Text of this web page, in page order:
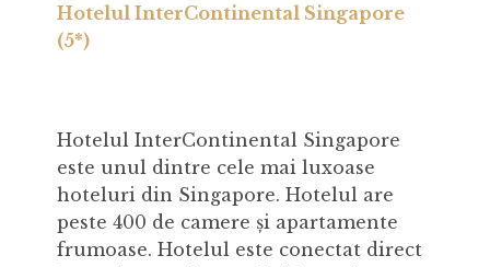
Hotelul InterContinental Singapore
(5*)
Hotelul InterContinental Singapore
este unul dintre cele mai luxoase
hoteluri din Singapore. Hotelul are
peste 400 de camere și apartamente
frumoase. Hotelul este conectat direct